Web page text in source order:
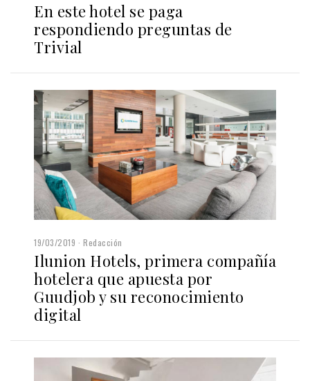
En este hotel se paga
respondiendo preguntas de
Trivial
19/03/2019 Redacción
Ilunion Hotels, primera compañía
hotelera que apuesta por
Guudjob y su reconocimiento
digital